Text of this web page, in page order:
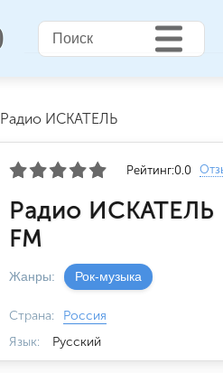
Радио ИСКАТЕЛЬ
Рейтинг:0.0
Радио ИСКАТЕЛЬ
FM
Жанры: Рок-музыка
Страна:
Россия
Язык:
Русский